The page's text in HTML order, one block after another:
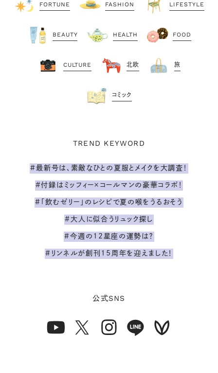
FORTUNE FASHION LIFESTYLE
BEAUTY HEALTH FOOD
CULTURE 北欧 旅
コミック
TREND KEYWORD
#最新号は、素敵なひとの夏服とメイクを大調査！
#付録はミッフィー×コールマンの豪華コラボ！
#「飲むゼリー」のレシピで夏の喉をうるおそう
#大人に似合うリュック探し
#今週の12星座の運勢は？
#リンネルが創刊15周年を迎えました！
公式SNS